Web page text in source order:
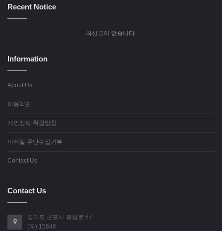
Recent Notice
최신글이 없습니다.
Information
About Us
이용약관
개인정보 취급방침
이메일 무단수집거부
Contact Us
Contact Us
경기도 군포시 봉성로 67
(우) 15848